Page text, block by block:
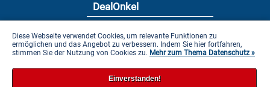
DealOnkel
Datenschutzbestimmung
Impressum
Diese Webseite verwendet Cookies, um relevante Funktionen zu
ermöglichen und das Angebot zu verbessern. Indem Sie hier fortfahren,
stimmen Sie der Nutzung von Cookies zu. Mehr zum Thema Datenschutz »